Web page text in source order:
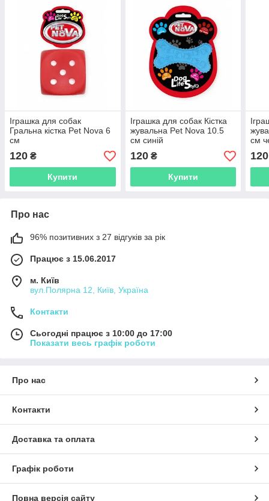
Іграшка для собак
Гральна кістка Pet Nova 6
см
120 ₴
Купити
Іграшка для собак Кістка
жувальна Pet Nova 10.5
см синій
120₴
Купити
см
120
Про нас
96% позитивних з 27 відгуків за рік
Працює з 15.06.2017
м. Київ
вул.Полярна 12, Київ, Україна
Контакти
Сьогодні працює з 10:00 до 17:00
Показати весь графік роботи
Про нас
Контакти
Доставка та оплата
Графік роботи
Повна версія сайту